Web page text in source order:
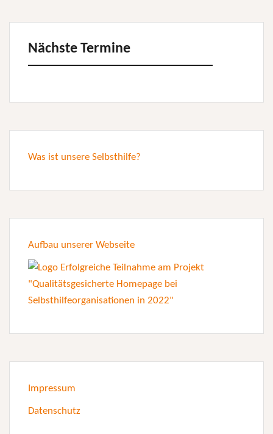
Nächste Termine
Was ist unsere Selbsthilfe?
Aufbau unserer Webseite
Impressum
Datenschutz